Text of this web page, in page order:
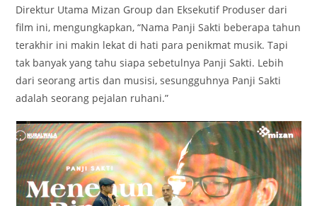
Direktur Utama Mizan Group dan Eksekutif Produser dari
film ini, mengungkapkan, “Nama Panji Sakti beberapa tahun
terakhir ini makin lekat di hati para penikmat musik. Tapi
tak banyak yang tahu siapa sebetulnya Panji Sakti. Lebih
dari seorang artis dan musisi, sesungguhnya Panji Sakti
adalah seorang pejalan ruhani.”